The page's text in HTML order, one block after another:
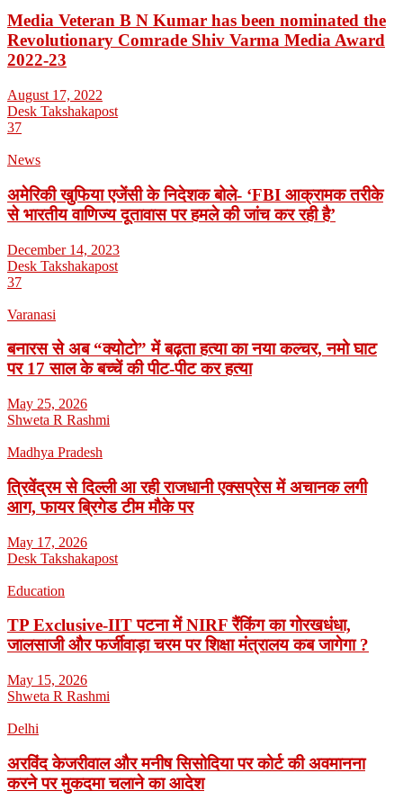
Media Veteran B N Kumar has been nominated the
Revolutionary Comrade Shiv Varma Media Award
2022-23
August 17, 2022
Desk Takshakapost
37
News
अमेरिकी खुफिया एजेंसी के निदेशक बोले- ‘FBI आक्रामक तरीके
से भारतीय वाणिज्य दूतावास पर हमले की जांच कर रही है’
December 14, 2023
Desk Takshakapost
37
Varanasi
बनारस से अब “क्योटो” में बढ़ता हत्या का नया कल्चर, नमो घाट
पर 17 साल के बच्चें की पीट-पीट कर हत्या
May 25, 2026
Shweta R Rashmi
Madhya Pradesh
त्रिवेंद्रम से दिल्ली आ रही राजधानी एक्सप्रेस में अचानक लगी
आग, फायर ब्रिगेड टीम मौके पर
May 17, 2026
Desk Takshakapost
Education
TP Exclusive-IIT पटना में NIRF रैंकिंग का गोरखधंधा,
जालसाजी और फर्जीवाड़ा चरम पर शिक्षा मंत्रालय कब जागेगा ?
May 15, 2026
Shweta R Rashmi
Delhi
अरविंद केजरीवाल और मनीष सिसोदिया पर कोर्ट की अवमानना
करने पर मुकदमा चलाने का आदेश